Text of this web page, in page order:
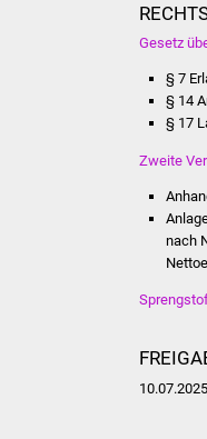
Gesetz
§ 7
§ 14
§ 17
Zweite
nach